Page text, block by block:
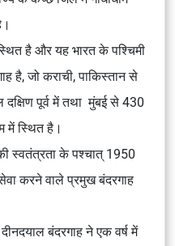
है और यह भारत के पश्चिमी
है, जो कराची, पाकिस्तान से
पूर्व में तथा मुंबई से 430
में स्थित है।
स्वतंत्रता के पश्चात् 1950
करने वाले प्रमुख बंदरगाह
बंदरगाह ने एक वर्ष में